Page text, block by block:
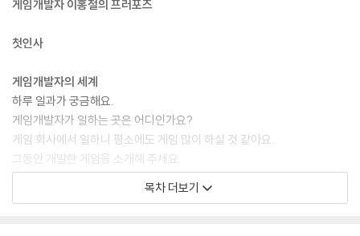
게임개발자 이홍철의 프러포즈
첫인사
게임개발자의 세계
하루 일과가 궁금해요.
게임개발자가 일하는 곳은 어디인가요?
게임 회사에서 일하니 평소에도 게임 많이 하실 것 같아요.
그동안 개발한 게임을 소개해 주세요.
가장 어려웠던 프로젝트는 어떤 것이었나요?
가장 성공적이었던 게임은 어떤 게임인가요?
목차 더보기